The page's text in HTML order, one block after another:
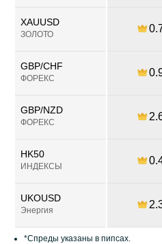
XAUUSD
ЗОЛОТО
GBP/CHF
ФОРЕКС
GBP/NZD
ФОРЕКС
HK50
ИНДЕКСЫ
UKOUSD
Энергия
*Спреды указаны в пипсах.